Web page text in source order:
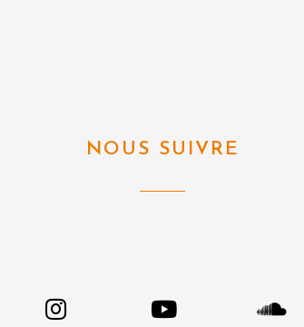
NOUS SUIVRE